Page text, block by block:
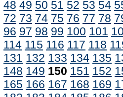
48 49 50 51 52 53 54
72 73 74 75 76 77 78
96 97 98 99 100 101
114 115 116 117 118
131 132 133 134 135
148 149 150 151 152
165 166 167 168 169